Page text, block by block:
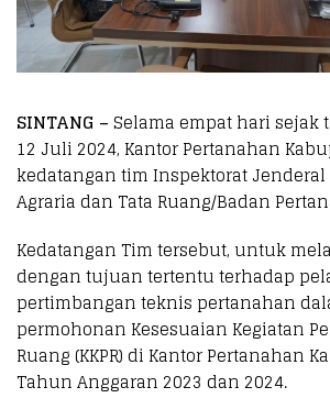
SINTANG –Selama empat hari sejak
12 Juli 2024, Kantor Pertanahan
kedatangan tim Inspektorat
Agraria dan Tata Ruang/Badan
Kedatangan Tim tersebut, untuk
dengan tujuan tertentu terhadap
pertimbangan teknis pertanahan
permohonan Kesesuaian Kegiatan
Ruang (KKPR) di Kantor Pertanahan
Tahun Anggaran 2023 dan 2024.